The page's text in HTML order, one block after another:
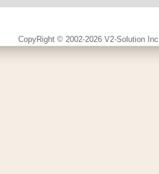
CopyRight © 2002-2026 V2-Solution